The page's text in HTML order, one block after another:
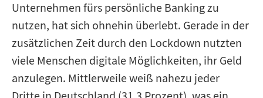
Unternehmen fürs persönliche Banking zu
nutzen, hat sich ohnehin überlebt. Gerade in der
zusätzlichen Zeit durch den Lockdown nutzten
viele Menschen digitale Möglichkeiten, ihr Geld
anzulegen. Mittlerweile weiß nahezu jeder